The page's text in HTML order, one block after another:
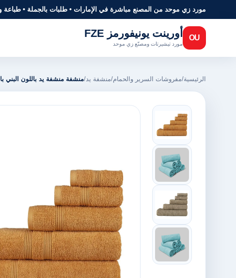
مورد زي موحد من المصنع مباشرة في الإمارات • طلبات بالجملة • طباعة
OU أورينت يونيفورمز FZE
مورد تيشيرتات ومصنّع زي موحد
الرئيسية/مفروشات السرير والحمام/منشفة يد/منشفة منشفة يد باللون البني